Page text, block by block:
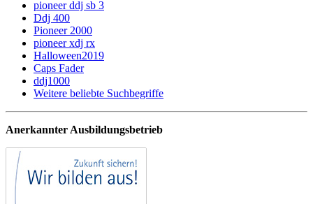
pioneer ddj sb 3
Ddj 400
Pioneer 2000
pioneer xdj rx
Halloween2019
Caps Fader
ddj1000
Weitere beliebte Suchbegriffe
Anerkannter Ausbildungsbetrieb